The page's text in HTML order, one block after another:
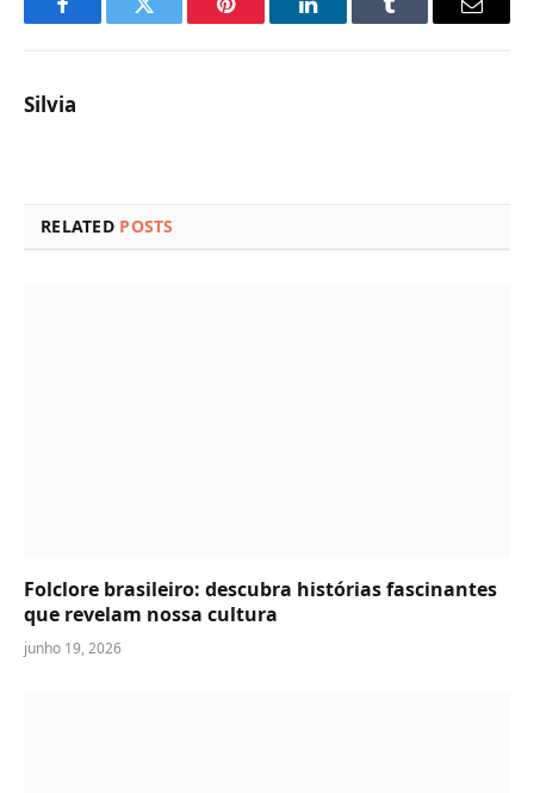
FacebookTwitter Pinterest LinkedInTumblr Email
Silvia
RELATED POSTS
Folclore brasileiro: descubra histórias fascinantes
que revelam nossa cultura
junho 19, 2026